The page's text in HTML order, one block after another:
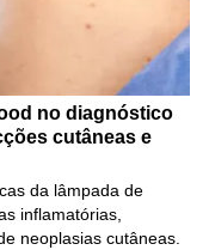
no diagnóstico
cutâneas e
da lâmpada de
inflamatórias,
neoplasias cutâneas.